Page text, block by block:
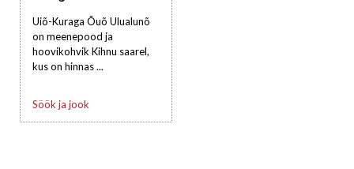
Uiõ-Kuraga Õuõ Ulualunõ
on meenepood ja
hoovikohvik Kihnu saarel,
kus on hinnas ...
Söök ja jook